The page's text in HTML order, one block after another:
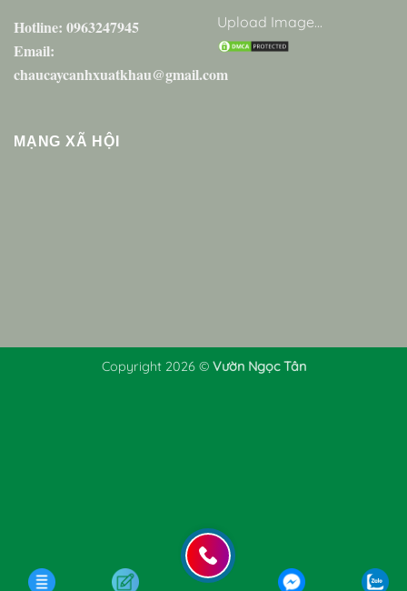
Hotline: 0963247945
Email:
chaucaycanhxuatkhau@gmail.com
Upload Image...
MẠNG XÃ HỘI
Copyright 2026 © Vườn Ngọc Tân